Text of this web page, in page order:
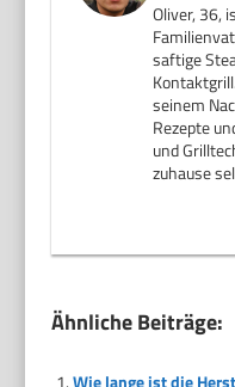
Oliver, 36,
saftige
seinem
Rezepte
und
zuhause
Ähnliche Beiträge:
Wie lange ist die